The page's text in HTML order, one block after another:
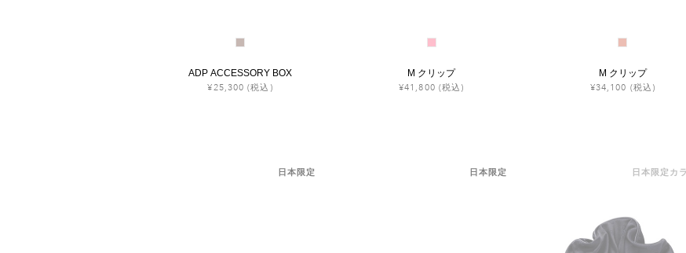
ADP ACCESSORY BOX
¥25,300 (税込)
M クリップ
¥41,800 (税込)
M クリップ
¥34,100 (税込)
日本限定 日本限定 日本限定カ